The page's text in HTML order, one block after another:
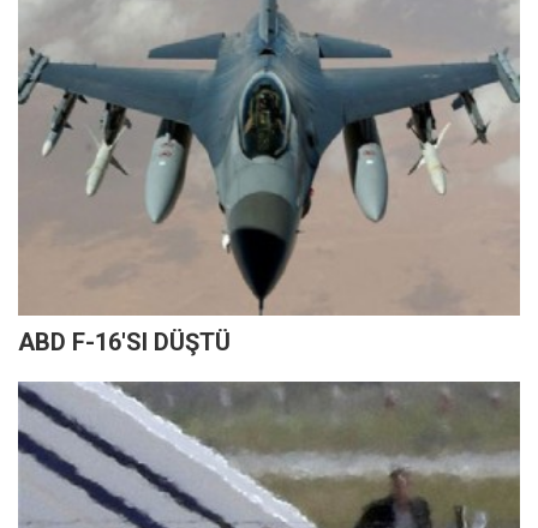
ABD F-16'SI DÜŞTÜ